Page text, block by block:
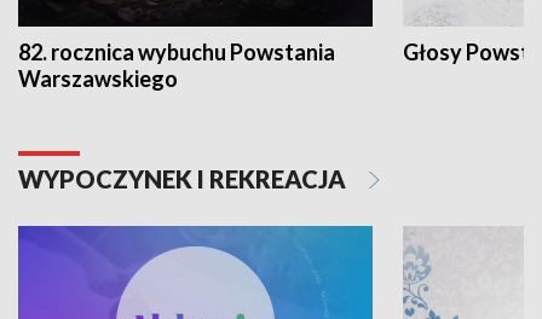
82. rocznica wybuchu Powstania
Warszawskiego
Głosy
WYPOCZYNEK I REKREACJA